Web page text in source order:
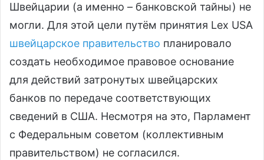
Швейцарии (а именно – банковской тайны) не
могли. Для этой цели путём принятия Lex USA
швейцарское правительство планировало
создать необходимое правовое основание
для действий затронутых швейцарских
банков по передаче соответствующих
сведений в США. Несмотря на это, Парламент
с Федеральным советом (коллективным
правительством) не согласился.